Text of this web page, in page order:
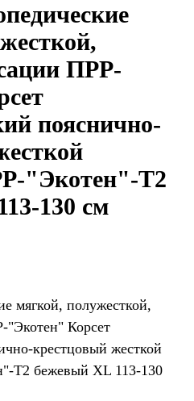
ПРР-
пояснично-
"Экотен"-Т2
130 см
мягкой, полужесткой,
"Экотен" Корсет
крестцовый жесткой
Т2 бежевый XL 113-130